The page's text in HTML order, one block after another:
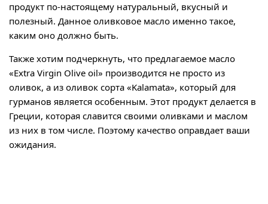
продукт по-настоящему натуральный, вкусный и
полезный. Данное оливковое масло именно такое,
каким оно должно быть.
Также хотим подчеркнуть, что предлагаемое масло
«Extra Virgin Olive oil» производится не просто из
оливок, а из оливок сорта «Kalamata», который для
гурманов является особенным. Этот продукт делается в
Греции, которая славится своими оливками и маслом
из них в том числе. Поэтому качество оправдает ваши
ожидания.